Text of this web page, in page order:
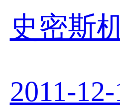
史密斯
2011-